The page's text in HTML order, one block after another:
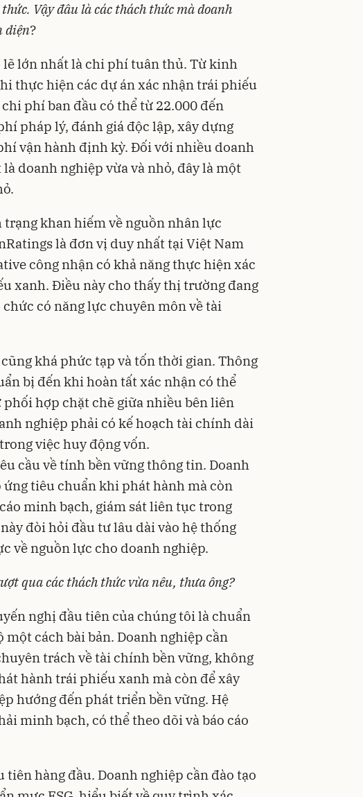
Vậy đâu là các thách thức mà doanh
diện?
lẽ lớn nhất là chi phí tuân thủ. Từ kinh
thực hiện các dự án xác nhận trái phiếu
phí ban đầu có thể từ 22.000 đến
pháp lý, đánh giá độc lập, xây dựng
vận hành định kỳ. Đối với nhiều doanh
doanh nghiệp vừa và nhỏ, đây là một
khan hiếm về nguồn nhân lực
là đơn vị duy nhất tại Việt Nam
công nhận có khả năng thực hiện xác
xanh. Điều này cho thấy thị trường đang
có năng lực chuyên môn về tài
khá phức tạp và tốn thời gian. Thông
bị đến khi hoàn tất xác nhận có thể
hợp chặt chẽ giữa nhiều bên liên
nghiệp phải có kế hoạch tài chính dài
việc huy động vốn.
cầu về tính bền vững thông tin. Doanh
tiêu chuẩn khi phát hành mà còn
minh bạch, giám sát liên tục trong
đòi hỏi đầu tư lâu dài vào hệ thống
về nguồn lực cho doanh nghiệp.
qua các thách thức vừa nêu, thưa ông?
nghị đầu tiên của chúng tôi là chuẩn
cách bài bản. Doanh nghiệp cần
trách về tài chính bền vững, không
hành trái phiếu xanh mà còn để xây
hướng đến phát triển bền vững. Hệ
minh bạch, có thể theo dõi và báo cáo
hàng đầu. Doanh nghiệp cần đào tạo